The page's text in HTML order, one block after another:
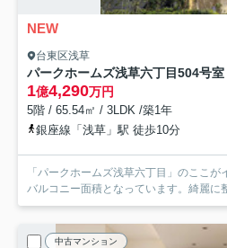
NEW
台東区浅草
パークホームズ浅草六丁目504号室
1億4,290万円
5階 / 65.54㎡ / 3LDK /築1年
銀座線「浅草」駅 徒歩10分
「パークホームズ浅草六丁目」のここ
バルコニー面積となっています。綺麗に
中古マンション